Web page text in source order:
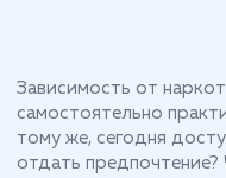
Зависимость от
самостоятельно
тому же, сегодня
отдать